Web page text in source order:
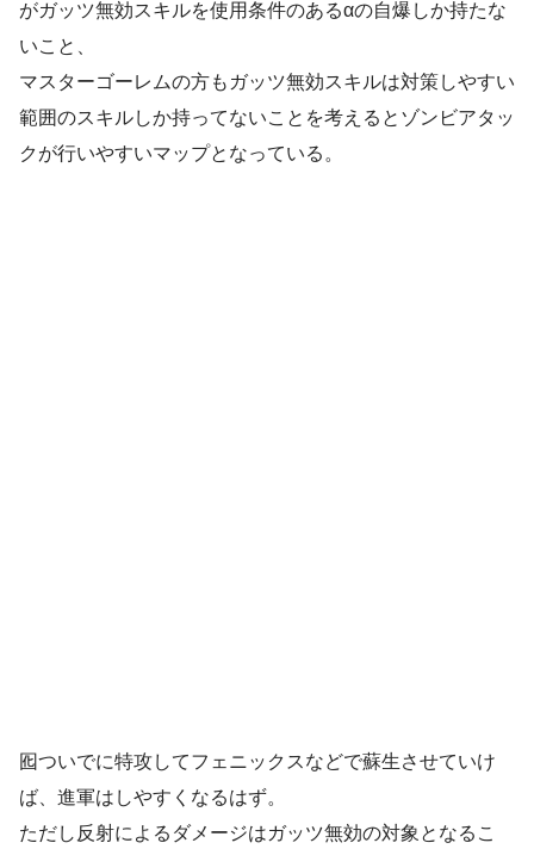
がガッツ無効スキルを使用条件のあるαの自爆しか持たな
いこと、
マスターゴーレムの方もガッツ無効スキルは対策しやすい
範囲のスキルしか持ってないことを考えるとゾンビアタッ
クが行いやすいマップとなっている。
囮ついでに特攻してフェニックスなどで蘇生させていけ
ば、進軍はしやすくなるはず。
ただし反射によるダメージはガッツ無効の対象となるこ